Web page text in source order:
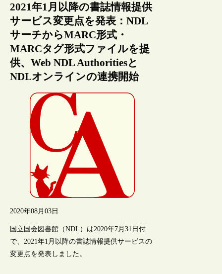
2021年1月以降の書誌情報提供
サービス変更点を発表：NDL
サーチからMARC形式・
MARCタグ形式ファイルを提
供、Web NDL Authoritiesと
NDLオンラインの連携開始
2020年08月03日
国立国会図書館（NDL）は2020年7月31日付
で、2021年1月以降の書誌情報提供サービスの
変更点を発表しました。